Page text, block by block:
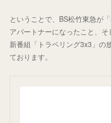
ということで、BS松竹東急が
アパートナーになったこと、
新番組「トラベリング3x3」の
ております。